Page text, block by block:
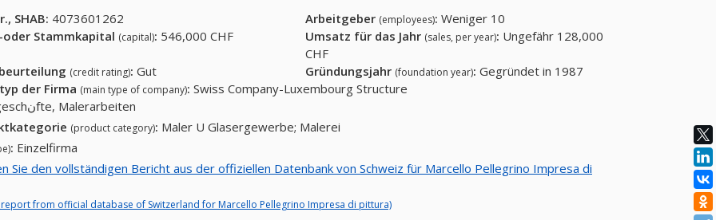
SHAB: 4073601262 Arbeitgeber (employees): Weniger 10
oder Stammkapital (capital): 546,000 CHF Umsatz für das Jahr (sales, per year): Ungefähr 128,000
CHF
(credit rating): Gut Gründungsjahr (foundation year): Gegründet in 1987
der Firma (main type of company): Swiss Company-Luxembourg Structure
Malergeschنfte, Malerarbeiten
(product category): Maler U Glasergewerbe; Malerei
: Einzelfirma
Sie den vollständigen Bericht aus der offiziellen Datenbank von Schweiz für Marcello Pellegrino Impresa di
report from official database of Switzerland for Marcello Pellegrino Impresa di pittura)